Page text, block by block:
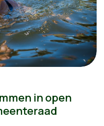
in open